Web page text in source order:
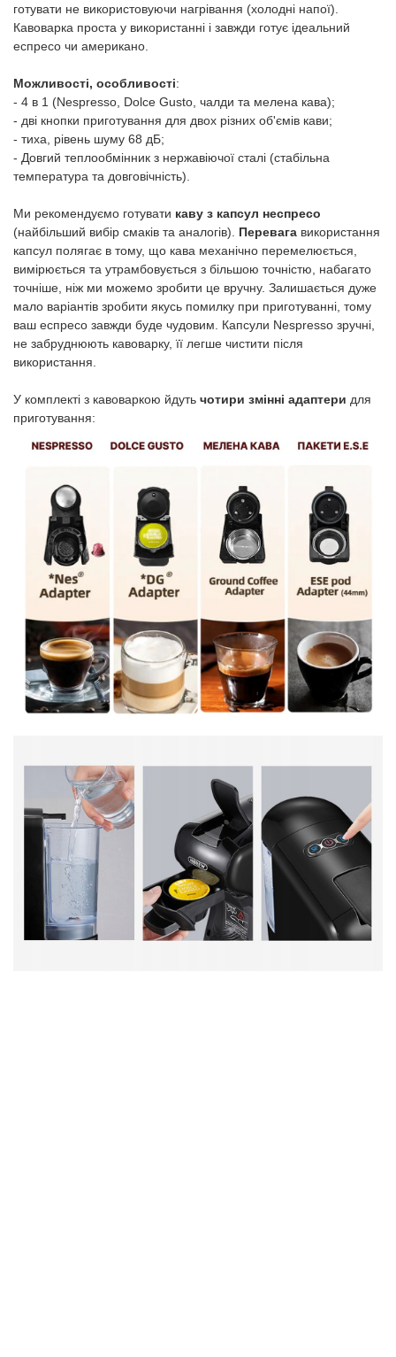
готувати не використовуючи нагрівання (холодні напої).
Кавоварка проста у використанні і завжди готує ідеальний
еспресо чи американо.
Можливості, особливості:
- 4 в 1 (Nespresso, Dolce Gusto, чалди та мелена кава);
- дві кнопки приготування для двох різних об'ємів кави;
- тиха, рівень шуму 68 дБ;
- Довгий теплообмінник з нержавіючої сталі (стабільна
температура та довговічність).
Ми рекомендуємо готувати каву з капсул неспресо
(найбільший вибір смаків та аналогів). Перевага використання
капсул полягає в тому, що кава механічно перемелюється,
вимірюється та утрамбовується з більшою точністю, набагато
точніше, ніж ми можемо зробити це вручну. Залишається дуже
мало варіантів зробити якусь помилку при приготуванні, тому
ваш еспресо завжди буде чудовим. Капсули Nespresso зручні,
не забруднюють кавоварку, її легше чистити після
використання.
У комплекті з кавоваркою йдуть чотири змінні адаптери для
приготування: